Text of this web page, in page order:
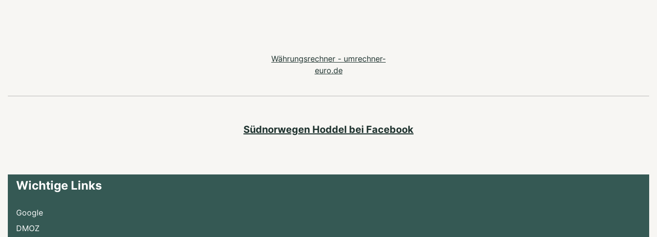
Währungsrechner - umrechner-
euro.de
Südnorwegen Hoddel bei Facebook
Wichtige Links
Google
DMOZ